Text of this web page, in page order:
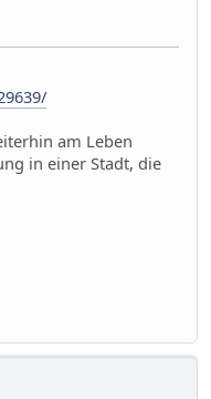
am Leben
in einer Stadt, die